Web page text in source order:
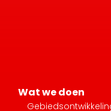
Conceptontwikkeling